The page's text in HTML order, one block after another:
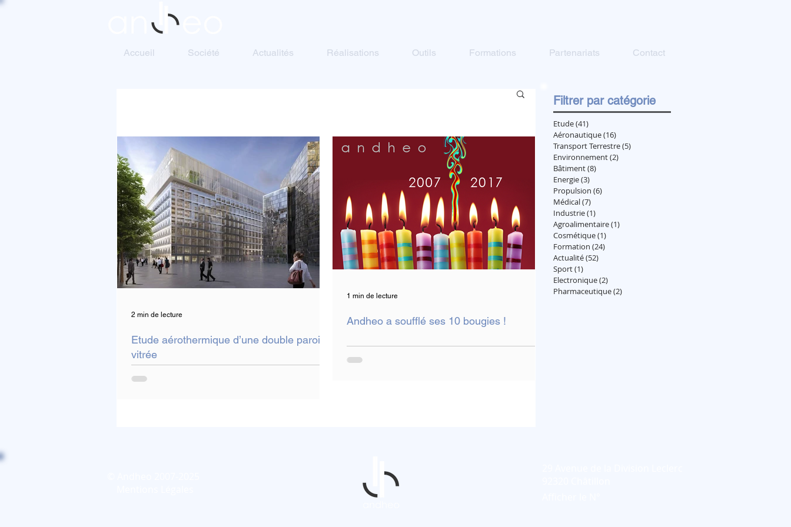
Accueil Société Actualités Réalisations Outils Formations Partenariats Contact
Filtrer par catégorie
Etude(41)41 posts
Aéronautique(16)16 posts
Transport Terrestre(5)5 posts
Environnement(2)2 posts
Bâtiment(8)8 posts
Energie(3)3 posts
Propulsion (6)6 posts
Médical(7)7 posts
Industrie(1)1 post
Agroalimentaire(1)1 post
Cosmétique(1)1 post
Formation (24)24 posts
Actualité(52)52 posts
Sport(1)1 post
Electronique(2)2 posts
Pharmaceutique(2)2 posts
Etude aérothermique d’une double paroi
vitrée
2 min de lecture Andheo a soufflé ses 10 bougies !
1 min de lecture